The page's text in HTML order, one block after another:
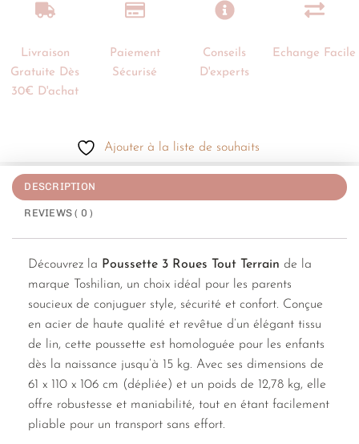
Livraison
Gratuite Dès
30€ D'achat
Paiement
Sécurisé
Conseils
D'experts
Echange Facile
Ajouter à la liste de souhaits
DESCRIPTION
REVIEWS ( 0 )
Découvrez la Poussette 3 Roues Tout Terrain de la
marque Toshilian, un choix idéal pour les parents
soucieux de conjuguer style, sécurité et confort. Conçue
en acier de haute qualité et revêtue d’un élégant tissu
de lin, cette poussette est homologuée pour les enfants
dès la naissance jusqu’à 15 kg. Avec ses dimensions de
61 x 110 x 106 cm (dépliée) et un poids de 12,78 kg, elle
offre robustesse et maniabilité, tout en étant facilement
pliable pour un transport sans effort.